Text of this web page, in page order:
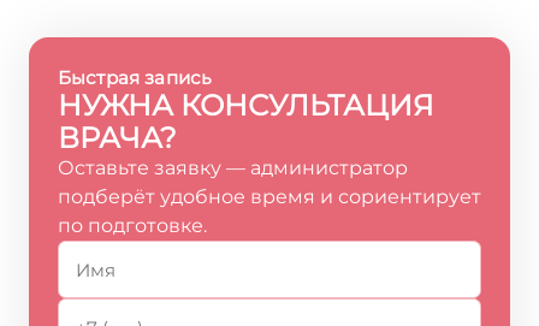
Быстрая запись
НУЖНА КОНСУЛЬТАЦИЯ
ВРАЧА?
Оставьте заявку — администратор
подберёт удобное время и сориентирует
по подготовке.